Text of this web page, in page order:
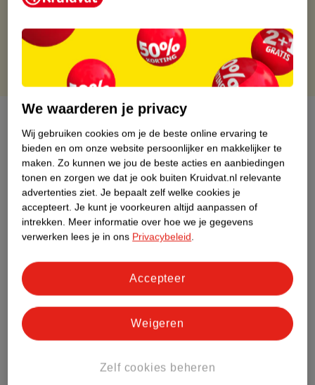
Gratis retourneren via verkooppartner.
Gratis punten met je Kruidvat kaart
Over dit product
Productinformatie
Etiketinformatie
Nature Impact Score
Meer informatie
Bestel & Bezorginformatie
We waarderen je privacy
Wij gebruiken cookies om je de beste online ervaring te
bieden en om onze website persoonlijker en makkelijker te
maken. Zo kunnen we jou de beste acties en aanbiedingen
tonen en zorgen we dat je ook buiten Kruidvat.nl relevante
advertenties ziet. Je bepaalt zelf welke cookies je
accepteert. Je kunt je voorkeuren altijd aanpassen of
intrekken. Meer informatie over hoe we je gegevens
verwerken lees je in ons Privacybeleid.
Zelf cookies beheren
Weigeren
Accepteer